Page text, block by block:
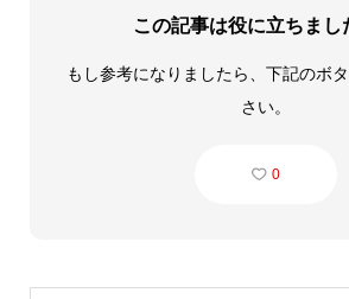
この記事は役に立ちまし
もし参考になりましたら、下記のボ
さい。
0